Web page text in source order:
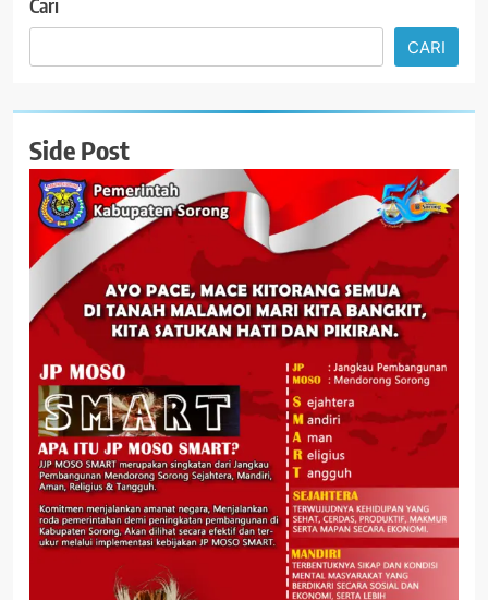
Cari
CARI
Side Post